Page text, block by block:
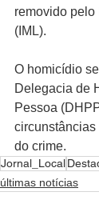
removido pelo
(IML).
O homicídio
Delegacia de
Pessoa
do crime.
Jornal_Local
últimas notícias